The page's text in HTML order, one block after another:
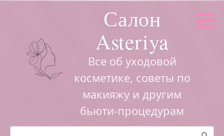
Салон
Asteriya
Все об уходовой
косметике, советы по
макияжу и другим
бьюти-процедурам
Поиск: